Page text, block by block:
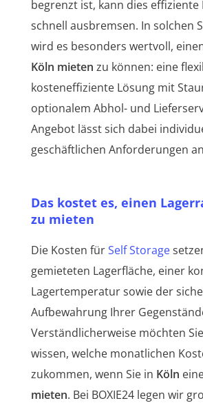
begrenzt ist, kann dies effiziente
schnell ausbremsen. In solchen Situationen
wird es besonders wertvoll,
Köln mieten zu können: eine
kosteneffiziente Lösung mit
optionalem Abhol- und
Angebot lässt sich dabei
geschäftlichen Anforderungen
Das kostet es, einen
zu mieten
Die Kosten fürSelf Storage
gemieteten Lagerfläche, einer
Lagertemperatur sowie der
Aufbewahrung Ihrer
Verständlicherweise möchten
wissen, welche monatlichen
zukommen, wenn Sie in Köln
mieten. Bei BOXIE24 legen wir